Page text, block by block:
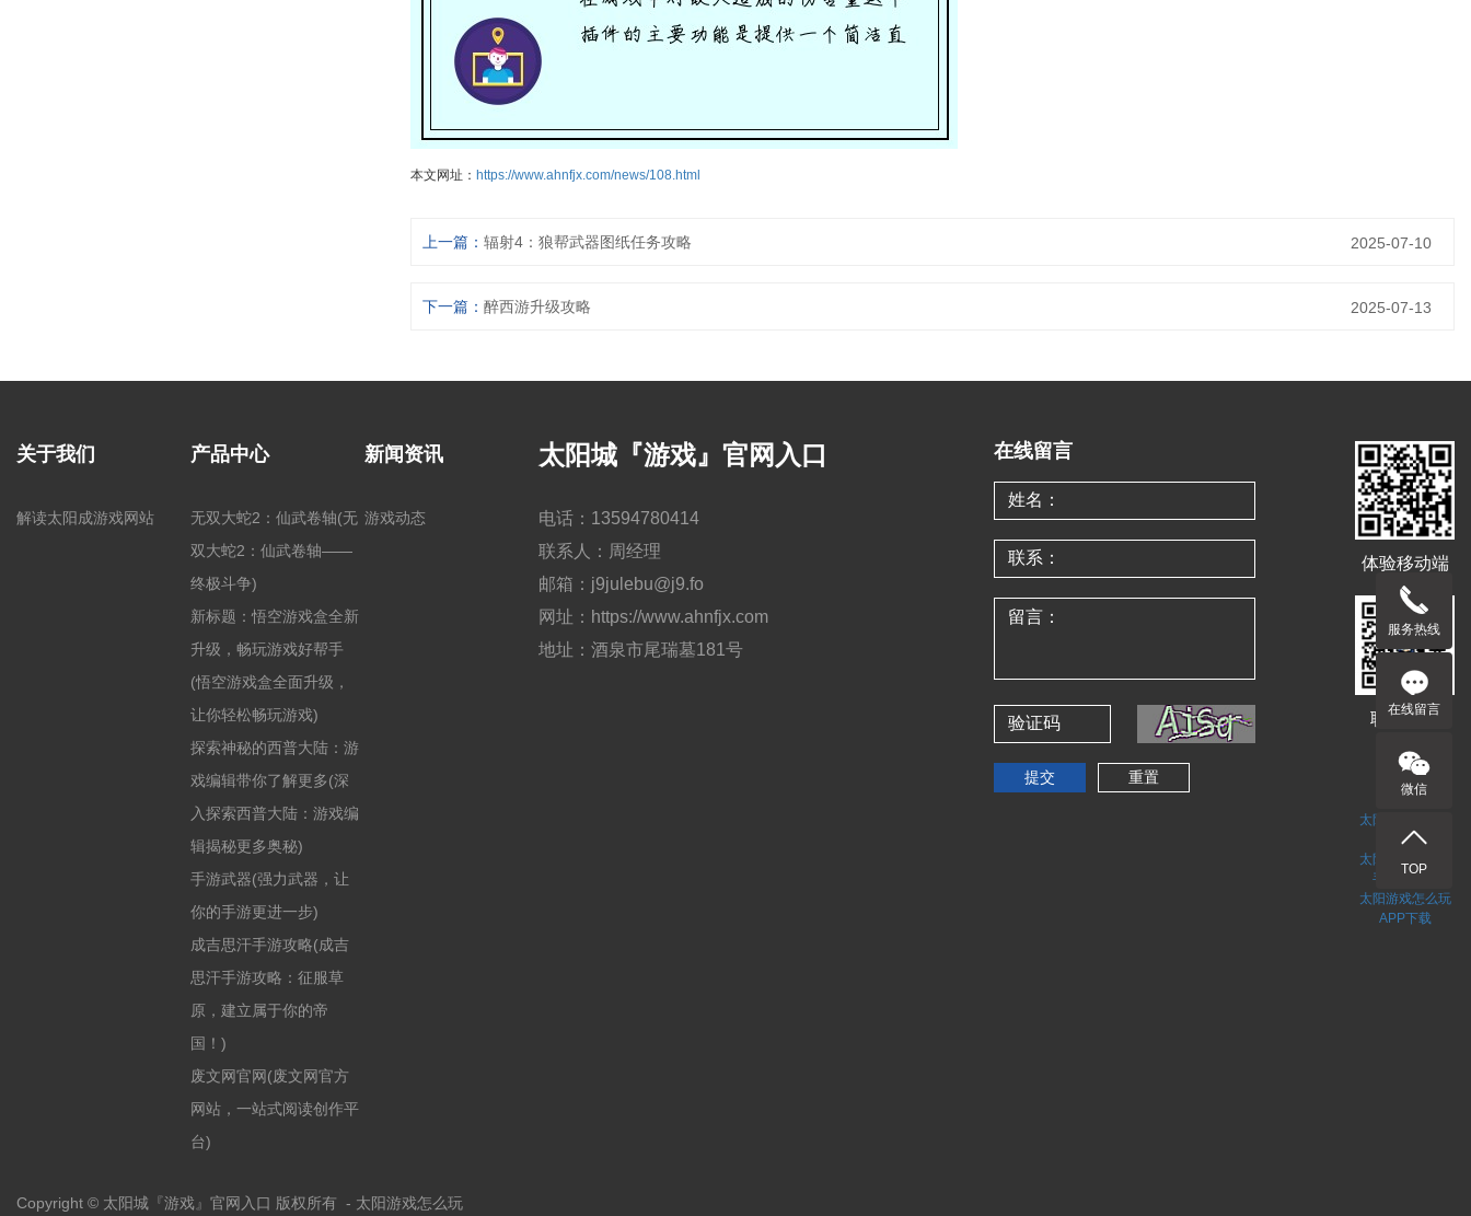
本文网址： https://www.ahnfjx.com/news/108.html
上一篇： 辐射4：狼帮武器图纸任务攻略 2025-07-10
下一篇： 醉西游升级攻略 2025-07-13
关于我们
解读太阳成游戏网站
产品中心
无双大蛇2：仙武卷轴(无
双大蛇2：仙武卷轴——
终极斗争)
新标题：悟空游戏盒全新
升级，畅玩游戏好帮手
(悟空游戏盒全面升级，
让你轻松畅玩游戏)
探索神秘的西普大陆：游
戏编辑带你了解更多(深
入探索西普大陆：游戏编
辑揭秘更多奥秘)
手游武器(强力武器，让
你的手游更进一步)
成吉思汗手游攻略(成吉
思汗手游攻略：征服草
原，建立属于你的帝
国！)
废文网官网(废文网官方
网站，一站式阅读创作平
台)
新闻资讯
游戏动态
太阳城『游戏』官网入口
电话：13594780414
联系人：周经理
邮箱：j9julebu@j9.fo
网址：https://www.ahnfjx.com
地址：酒泉市尾瑞墓181号
在线留言
体验移动端
联系客服
网站地图
网站地图
网站地图
太阳游戏怎么玩
网页版
太阳游戏怎么玩
手机版入口
太阳游戏怎么玩
APP下载
Copyright © 太阳城『游戏』官网入口 版权所有 - 太阳游戏怎么玩
服务热线
在线留言
微信
TOP